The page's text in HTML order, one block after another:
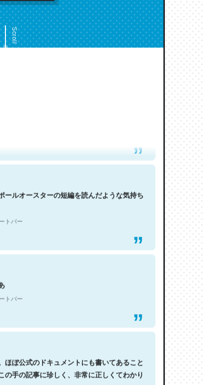
Scroll
と凄く思う。英語少しでも読める人は原文
Go. Then Covid hit. Shit.
トバー
ルオースターの短編を読んだような気持ち
トバー
トバー
ぼ公式のドキュメントにも書いてあること
の手の記事に珍しく、非常に正しくてわかり